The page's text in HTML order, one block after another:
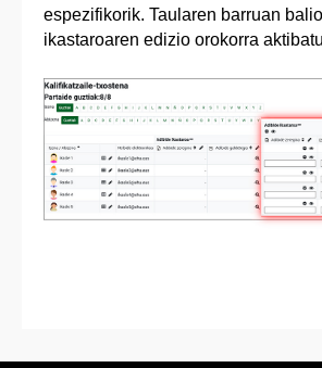
espezifikorik. Taularen barruan
ikastaroaren edizio orokorra